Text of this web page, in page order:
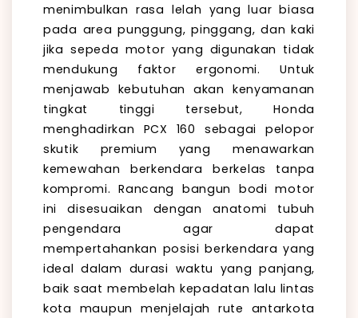
menimbulkan rasa lelah yang luar biasa
pada area punggung, pinggang, dan kaki
jika sepeda motor yang digunakan tidak
mendukung faktor ergonomi. Untuk
menjawab kebutuhan akan kenyamanan
tingkat tinggi tersebut, Honda
menghadirkan PCX 160 sebagai pelopor
skutik premium yang menawarkan
kemewahan berkendara berkelas tanpa
kompromi. Rancang bangun bodi motor
ini disesuaikan dengan anatomi tubuh
pengendara agar dapat
mempertahankan posisi berkendara yang
ideal dalam durasi waktu yang panjang,
baik saat membelah kepadatan lalu lintas
kota maupun menjelajah rute antarkota